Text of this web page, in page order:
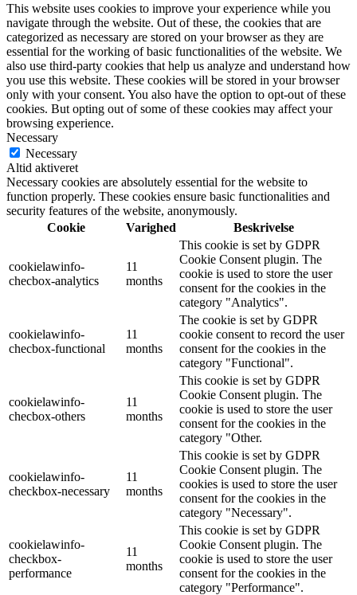
This website uses cookies to improve your experience while you
navigate through the website. Out of these, the cookies that are
categorized as necessary are stored on your browser as they are
essential for the working of basic functionalities of the website. We
also use third-party cookies that help us analyze and understand how
you use this website. These cookies will be stored in your browser
only with your consent. You also have the option to opt-out of these
cookies. But opting out of some of these cookies may affect your
browsing experience.
Necessary
Necessary
Altid aktiveret
Necessary cookies are absolutely essential for the website to
function properly. These cookies ensure basic functionalities and
security features of the website, anonymously.
Cookie
Varighed Beskrivelse
cookielawinfo-
checbox-analytics
11
months
This cookie is set by GDPR
Cookie Consent plugin. The
cookie is used to store the user
consent for the cookies in the
category "Analytics".
cookielawinfo-
checbox-functional
11
months
The cookie is set by GDPR
cookie consent to record the user
consent for the cookies in the
category "Functional".
cookielawinfo-
checbox-others
11
months
This cookie is set by GDPR
Cookie Consent plugin. The
cookie is used to store the user
consent for the cookies in the
category "Other.
cookielawinfo-
checkbox-necessary
11
months
This cookie is set by GDPR
Cookie Consent plugin. The
cookies is used to store the user
consent for the cookies in the
category "Necessary".
cookielawinfo-
checkbox-
performance
11
months
This cookie is set by GDPR
Cookie Consent plugin. The
cookie is used to store the user
consent for the cookies in the
category "Performance".